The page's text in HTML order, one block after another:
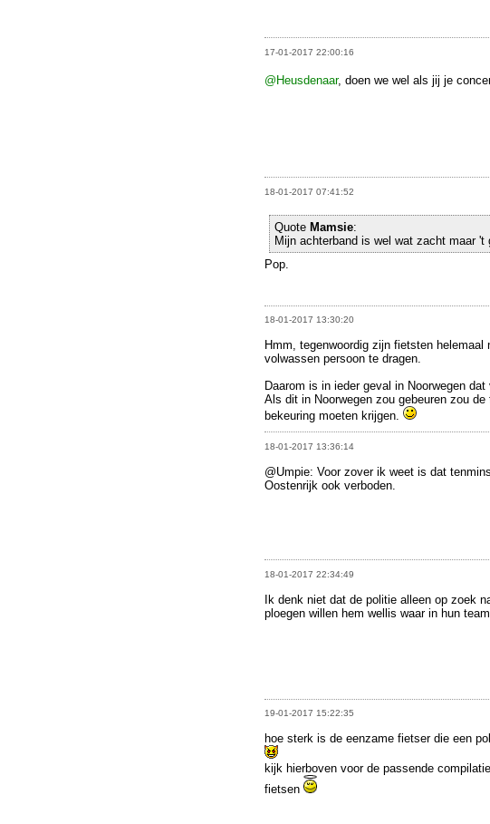
17-01-2017 22:00:16
@Heusdenaar, doen we wel als jij je
18-01-2017 07:41:52
Quote Mamsie:
Mijn achterband is wel wat zacht maar
Pop.
18-01-2017 13:30:20
Hmm, tegenwoordig zijn fietsten
volwassen persoon te dragen.
Daarom is in ieder geval in Noorwegen dat
Als dit in Noorwegen zou gebeuren zou
bekeuring moeten krijgen.
18-01-2017 13:36:14
@Umpie: Voor zover ik weet is dat
Oostenrijk ook verboden.
18-01-2017 22:34:49
Ik denk niet dat de politie alleen op zoek
ploegen willen hem wellis waar in hun
19-01-2017 15:22:35
hoe sterk is de eenzame fietser die een
kijk hierboven voor de passende
fietsen